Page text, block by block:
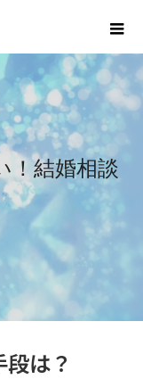
！結婚相談
は？